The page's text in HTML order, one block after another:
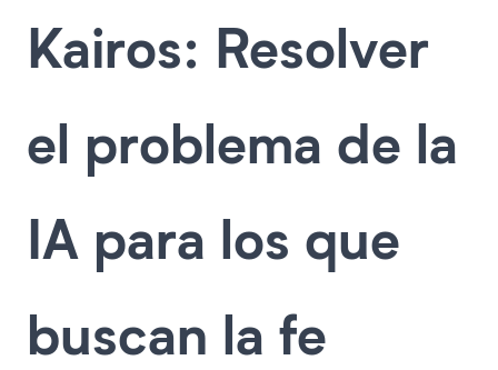
Kairos: Resolver
el problema de la
IA para los que
buscan la fe